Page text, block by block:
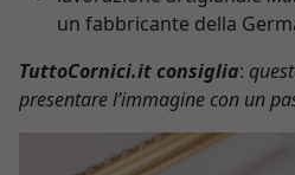
un fabbricante della
TuttoCornici.it consiglia:
presentare l’immagine con un